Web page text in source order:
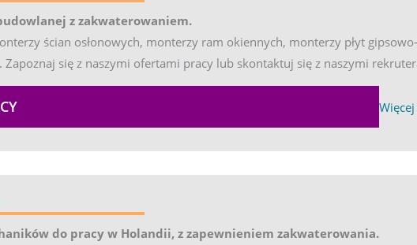
z zakwaterowaniem.
ścian osłonowych, monterzy ram okiennych, monterzy płyt
się z naszymi ofertami pracy lub skontaktuj się z naszymi
do pracy w Holandii, z zapewnieniem zakwaterowania.